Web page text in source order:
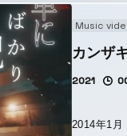
Music
カンザ
2021
2014年1月